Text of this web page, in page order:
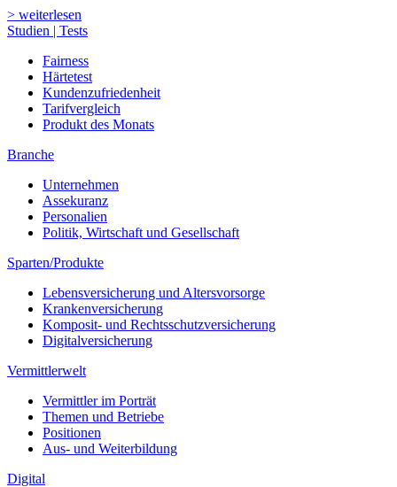
> weiterlesen
Studien | Tests
Fairness
Härtetest
Kundenzufriedenheit
Tarifvergleich
Produkt des Monats
Branche
Unternehmen
Assekuranz
Personalien
Politik, Wirtschaft und Gesellschaft
Sparten/Produkte
Lebensversicherung und Altersvorsorge
Krankenversicherung
Komposit- und Rechtsschutzversicherung
Digitalversicherung
Vermittlerwelt
Vermittler im Porträt
Themen und Betriebe
Positionen
Aus- und Weiterbildung
Digital